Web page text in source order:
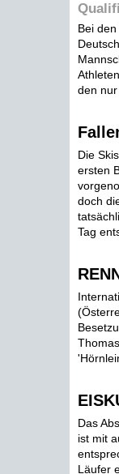
Bei
den
Die
ersten
doch
Tag
Das
ist mit
Läufer